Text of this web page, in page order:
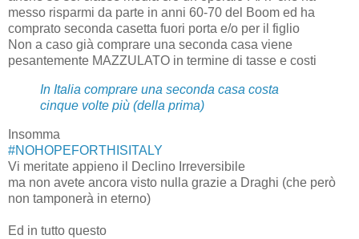
messo risparmi da parte in anni 60-70 del Boom ed ha
comprato seconda casetta fuori porta e/o per il figlio
Non a caso già comprare una seconda casa viene
pesantemente MAZZULATO in termine di tasse e costi
In Italia comprare una seconda casa costa
cinque volte più (della prima)
Insomma
#NOHOPEFORTHISITALY
Vi meritate appieno il Declino Irreversibile
ma non avete ancora visto nulla grazie a Draghi (che però
non tamponerà in eterno)
Ed in tutto questo